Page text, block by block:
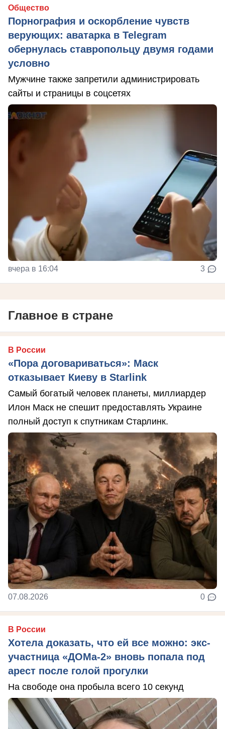
Общество
Порнография и оскорбление чувств
верующих: аватарка в Telegram
обернулась ставропольцу двумя годами
условно
Мужчине также запретили администрировать
сайты и страницы в соцсетях
вчера в 16:04 3
Главное в стране
В России
«Пора договариваться»: Маск
отказывает Киеву в Starlink
Самый богатый человек планеты, миллиардер
Илон Маск не спешит предоставлять Украине
полный доступ к спутникам Старлинк.
07.08.2026 0
В России
Хотела доказать, что ей все можно: экс-
участница «ДОМа-2» вновь попала под
арест после голой прогулки
На свободе она пробыла всего 10 секунд